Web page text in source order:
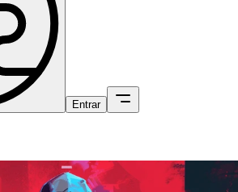
Entrar